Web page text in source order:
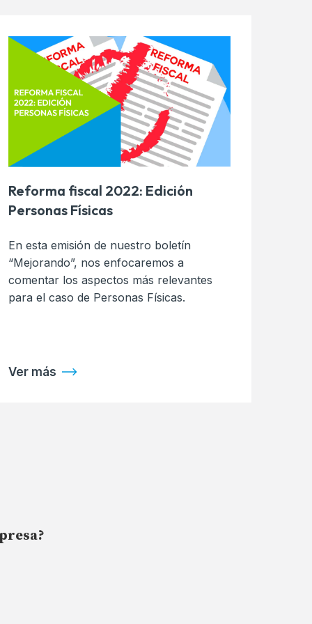
Reforma fiscal 2022: Edición
Personas Físicas
En esta emisión de nuestro boletín
“Mejorando”, nos enfocaremos a
comentar los aspectos más relevantes
para el caso de Personas Físicas.
Ver más